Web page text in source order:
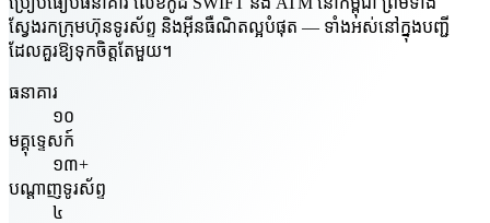
ស្វែងរកក្រុមហ៊ុនទូរស័ព្ទ និងអ៊ីនធឺណិតល្អបំផុត — ទាំងអស់នៅក្នុងបញ្ជី
ដែលគួរឱ្យទុកចិត្តតែមួយ។
ធនាគារ
១០
មគ្គុទ្ទេសក៍
១៣+
បណ្តាញទូរស័ព្ទ
៤